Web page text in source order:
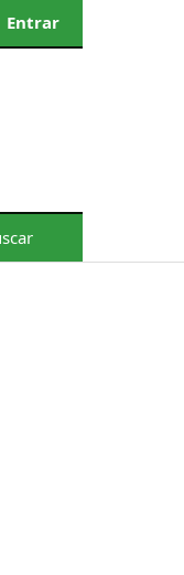
Entrar